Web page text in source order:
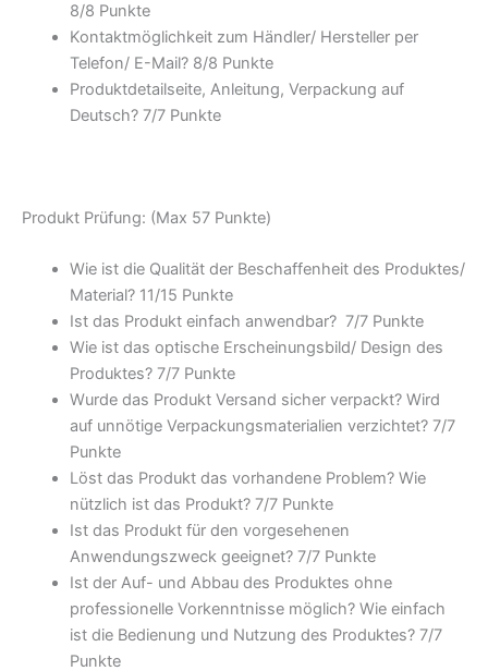
8/8 Punkte
Kontaktmöglichkeit zum Händler/ Hersteller per
Telefon/ E-Mail? 8/8 Punkte
Produktdetailseite, Anleitung, Verpackung auf
Deutsch? 7/7 Punkte
Produkt Prüfung: (Max 57 Punkte)
Wie ist die Qualität der Beschaffenheit des Produktes/
Material? 11/15 Punkte
Ist das Produkt einfach anwendbar? 7/7 Punkte
Wie ist das optische Erscheinungsbild/ Design des
Produktes? 7/7 Punkte
Wurde das Produkt Versand sicher verpackt? Wird
auf unnötige Verpackungsmaterialien verzichtet? 7/7
Punkte
Löst das Produkt das vorhandene Problem? Wie
nützlich ist das Produkt? 7/7 Punkte
Ist das Produkt für den vorgesehenen
Anwendungszweck geeignet? 7/7 Punkte
Ist der Auf- und Abbau des Produktes ohne
professionelle Vorkenntnisse möglich? Wie einfach
ist die Bedienung und Nutzung des Produktes? 7/7
Punkte